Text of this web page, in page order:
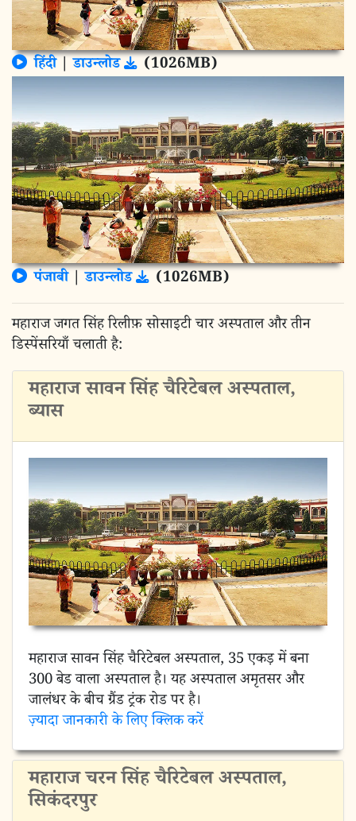
हिंदी|डाउन्लोड (1026MB)
पंजाबी|डाउन्लोड (1026MB)
महाराज जगत सिंह रिलीफ़ सोसाइटी चार अस्पताल और तीन
डिस्पेंसरियाँ चलाती है:
महाराज सावन सिंह चैरिटेबल अस्पताल,
ब्यास
महाराज सावन सिंह चैरिटेबल अस्पताल, 35 एकड़ में बना
300 बेड वाला अस्पताल है। यह अस्पताल अमृतसर और
जालंधर के बीच ग्रैंड ट्रंक रोड पर है।
ज़्यादा जानकारी के लिए क्लिक करें
महाराज चरन सिंह चैरिटेबल अस्पताल,
सिकंदरपुर